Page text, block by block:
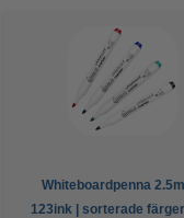
Whiteboardpenna
123ink | sorterade